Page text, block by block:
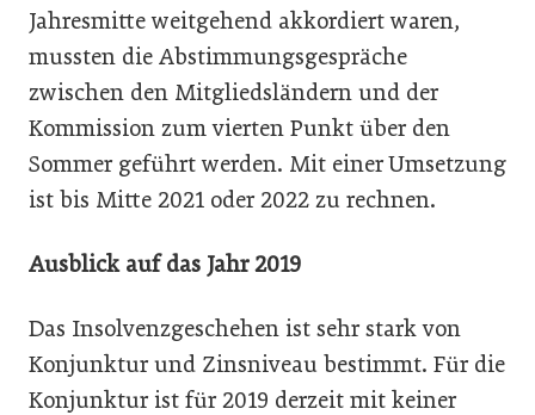
Jahresmitte weitgehend akkordiert waren,
mussten die Abstimmungsgespräche
zwischen den Mitgliedsländern und der
Kommission zum vierten Punkt über den
Sommer geführt werden. Mit einer Umsetzung
ist bis Mitte 2021 oder 2022 zu rechnen.
Ausblick auf das Jahr 2019
Das Insolvenzgeschehen ist sehr stark von
Konjunktur und Zinsniveau bestimmt. Für die
Konjunktur ist für 2019 derzeit mit keiner